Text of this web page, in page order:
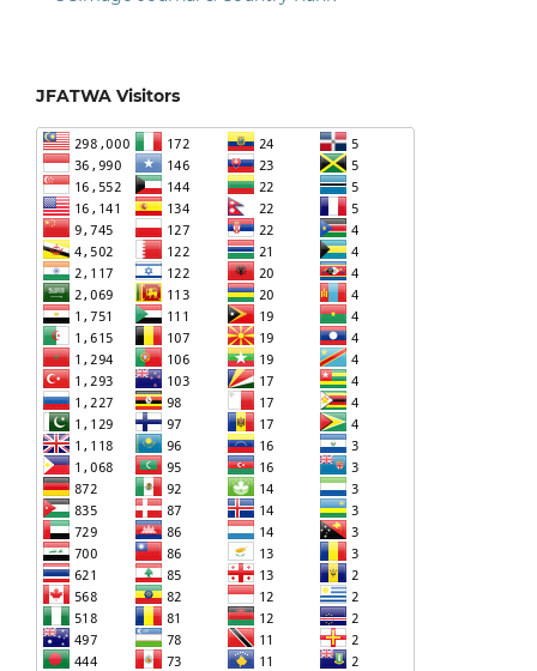
JFATWA Visitors